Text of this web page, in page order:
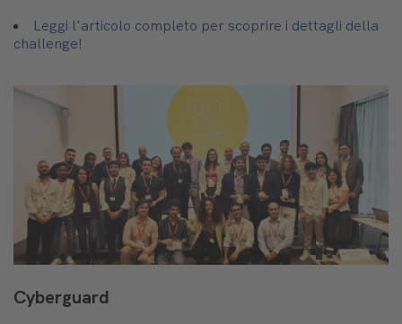
Leggi l'articolo completo per scoprire i dettagli della
challenge!
Cyberguard